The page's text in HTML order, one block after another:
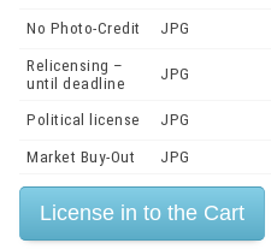
No Photo-Credit JPG
Relicensing –
until deadline
JPG
Political license JPG
Market Buy-Out JPG